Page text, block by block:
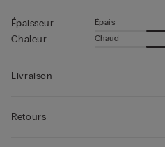
Épaisseur Épais
Chaleur Chaud
Livraison
Retours